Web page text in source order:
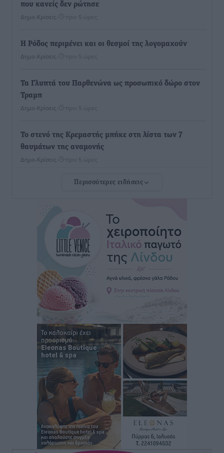
που κανείς δεν ρώτησε
Δημο-Κρίσεις πριν 5 ώρες
Η Ρόδος περιμένει και οι θεσμοί της λογομαχούν
Δημο-Κρίσεις πριν 5 ώρες
Τα Γλυπτά του Παρθενώνα ως προσωπικό δώρο στον
Τραμπ
Δημο-Κρίσεις πριν 5 ώρες
Το στενό της Κρεμαστής μπήκε στη λίστα των 7
θαυμάτων της αναμονής
Δημο-Κρίσεις πριν 5 ώρες
ΣΕΤΕ: Σημαντική θεσμική εξέλιξη η ΚΥΑ για το ΕΧΠ
Ειδήσεις πριν 5 ώρες
Γ. Χατζημάρκος: “Δύο μεγάλες δεσμεύσεις
Γεωργιάδη” – Κίνητρα για τους γιατρούς των νησιών
και συνεργασία Ρόδου με το Αττικόν για το
Ακτινοθεραπευτικό
Τοπικές Ειδήσεις• πριν 6 ώρες
Σούπερ μάρκετ: Διευρύνεται η εθνική πρωτοβουλία
για τις τιμές – Eρχονται νέες συμμετοχές εταιρειών
Ειδήσεις• πριν 6 ώρες
Συνελήφθησαν έξι άτομα για ηχορύπανση από
καταστήματα στο Νότιο Αιγαίο
Τοπικές Ειδήσεις πριν 6 ώρες
15 Αυγούστου 2026: Πώς θα πληρωθούν όσοι
εργαστούν την αργία – Τι ισχύει για πενθήμερο,
εξαήμερο και άδειες
Περισσότερες ειδήσεις